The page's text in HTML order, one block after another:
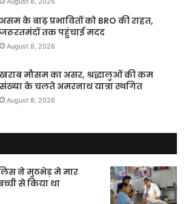
असम के बाढ़ प्रभावितों को BRO की राहत,
जरूरतमंदों तक पहुंचाई मदद
August 8, 2026
खराब मौसम का असर, श्रद्धालुओं की कम
संख्या के चलते अमरनाथ यात्रा स्थगित
August 8, 2026
ने मुठभेड़ मे मार
से किया था